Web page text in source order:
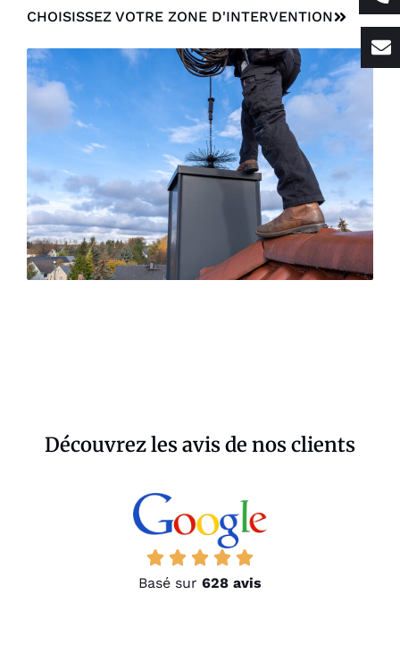
CHOISISSEZ VOTRE ZONE D'INTERVENTION
Découvrez les avis de nos clients
Basé sur 628 avis